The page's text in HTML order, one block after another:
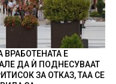
Е
ДА Ѝ ПОДНЕСУВААТ
ЗА ОТКАЗ, ТАА СЕ